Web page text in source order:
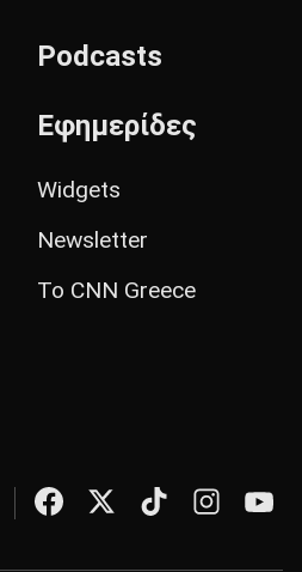
Podcasts
Εφημερίδες
Widgets
Newsletter
Το CNN Greece